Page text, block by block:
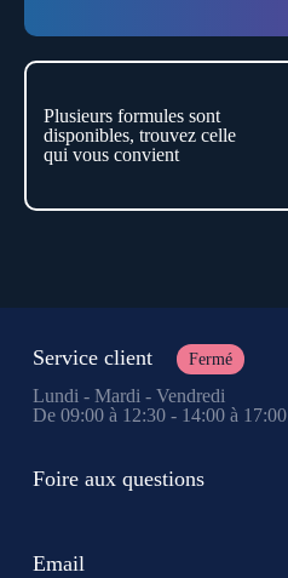
Plusieurs formules sont
disponibles, trouvez celle
qui vous convient
Service client Fermé
Lundi - Mardi - Vendredi
De 09:00 à 12:30 - 14:00 à 17:00
Foire aux questions
Email